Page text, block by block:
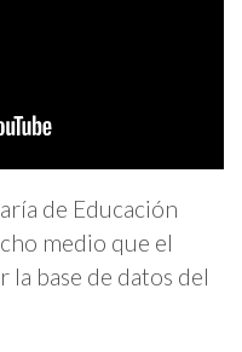
de Educación
medio que el
la base de datos del